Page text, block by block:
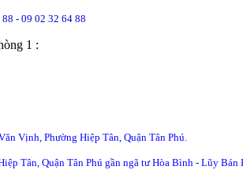
- 09 02 32 64 88
1 :
Vịnh, Phường Hiệp Tân, Quận Tân Phú.
Tân, Quận Tân Phú gần ngã tư Hòa Bình - Lũy Bán